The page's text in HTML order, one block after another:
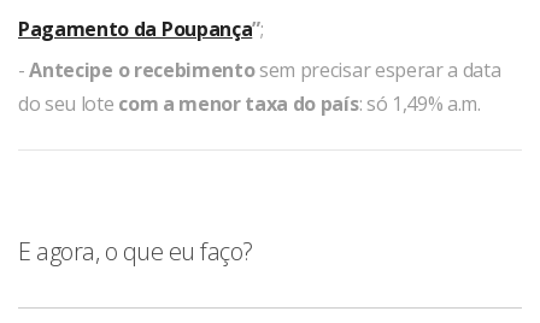
Pagamento da Poupança”;
-Antecipe o recebimentosem precisar esperar a data
do seu lote com a menor taxa do país: só 1,49% a.m.
E agora, o que eu faço?